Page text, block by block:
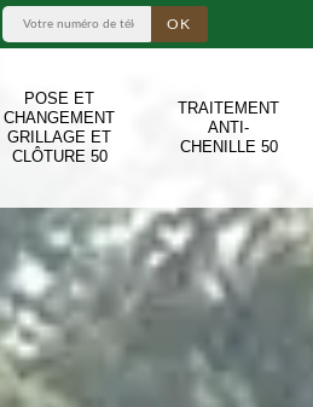
POSE ET
CHANGEMENT
GRILLAGE ET
CLÔTURE 50
TRAITEMENT
ANTI-
CHENILLE 50